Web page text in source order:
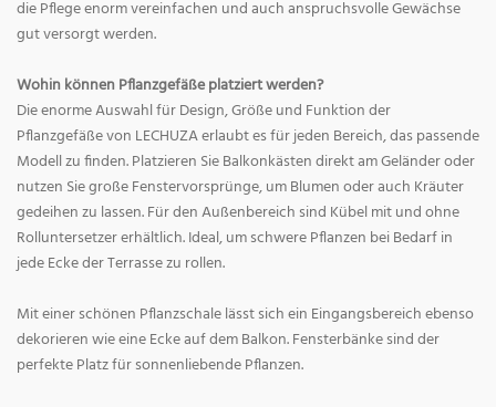
die Pflege enorm vereinfachen und auch anspruchsvolle Gewächse
gut versorgt werden.
Wohin können Pflanzgefäße platziert werden?
Die enorme Auswahl für Design, Größe und Funktion der
Pflanzgefäße von LECHUZA erlaubt es für jeden Bereich, das passende
Modell zu finden. Platzieren Sie Balkonkästen direkt am Geländer oder
nutzen Sie große Fenstervorsprünge, um Blumen oder auch Kräuter
gedeihen zu lassen. Für den Außenbereich sind Kübel mit und ohne
Rolluntersetzer erhältlich. Ideal, um schwere Pflanzen bei Bedarf in
jede Ecke der Terrasse zu rollen.
Mit einer schönen Pflanzschale lässt sich ein Eingangsbereich ebenso
dekorieren wie eine Ecke auf dem Balkon. Fensterbänke sind der
perfekte Platz für sonnenliebende Pflanzen.